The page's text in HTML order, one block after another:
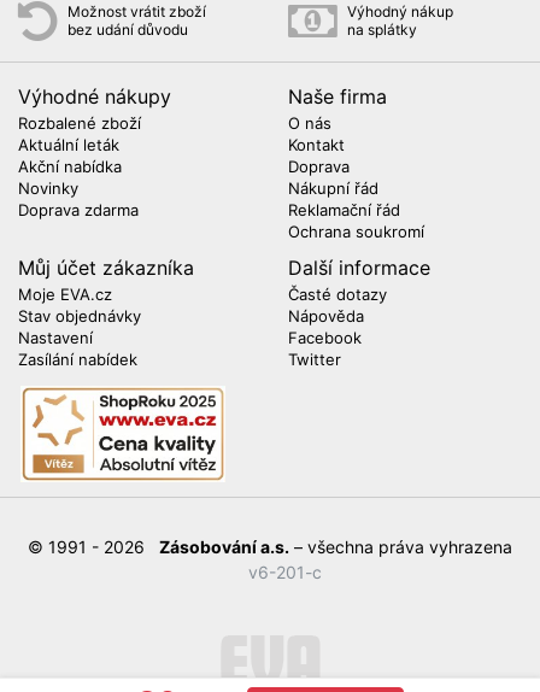
Možnost vrátit zboží
bez udání důvodu
Výhodný nákup
na splátky
Výhodné nákupy
Rozbalené zboží
Aktuální leták
Akční nabídka
Novinky
Doprava zdarma
Naše firma
O nás
Kontakt
Doprava
Nákupní řád
Reklamační řád
Ochrana soukromí
Můj účet zákazníka
Moje EVA.cz
Stav objednávky
Nastavení
Zasílání nabídek
Další informace
Časté dotazy
Nápověda
Facebook
Twitter
© 1991 - 2026 Zásobování a.s. – všechna práva vyhrazena
v6-201-c